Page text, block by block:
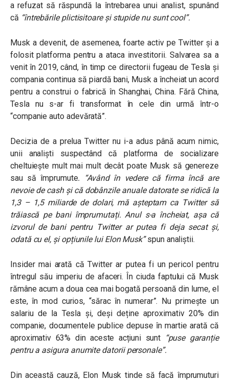
a refuzat să răspundă la întrebarea unui analist, spunând
că “întrebările plictisitoare și stupide nu sunt cool”.
Musk a devenit, de asemenea, foarte activ pe Twitter și a
folosit platforma pentru a ataca investitorii. Salvarea sa a
venit în 2019, când, în timp ce directorii fugeau de Tesla și
compania continua să piardă bani, Musk a încheiat un acord
pentru a construi o fabrică în Shanghai, China. Fără China,
Tesla nu s-ar fi transformat în cele din urmă într-o
“companie auto adevărată”.
Decizia de a prelua Twitter nu i-a adus până acum nimic,
unii analiști suspectând că platforma de socializare
cheltuiește mult mai mult decât poate Musk să genereze
sau să împrumute.
“Având în vedere că firma încă are
nevoie de cash și că dobânzile anuale datorate se ridică la
1,3 – 1,5 miliarde de dolari, mă așteptam ca Twitter să
trăiască pe bani împrumutați. Anul s-a încheiat, așa că
izvorul de bani pentru Twitter ar putea fi deja secat și,
odată cu el, și opțiunile lui Elon Musk”spun analiștii.
Insider mai arată că Twitter ar putea fi un pericol pentru
întregul său imperiu de afaceri. În ciuda faptului că Musk
rămâne acum a doua cea mai bogată persoană din lume, el
este, în mod curios, “sărac în numerar”. Nu primește un
salariu de la Tesla și, deși deține aproximativ 20% din
companie, documentele publice depuse în martie arată că
aproximativ 63% din aceste acțiuni sunt
“puse garanție
pentru a asigura anumite datorii personale”.
Din această cauză, Elon Musk tinde să facă împrumuturi